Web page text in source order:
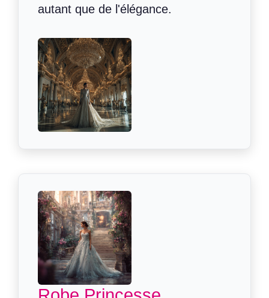
autant que de l'élégance.